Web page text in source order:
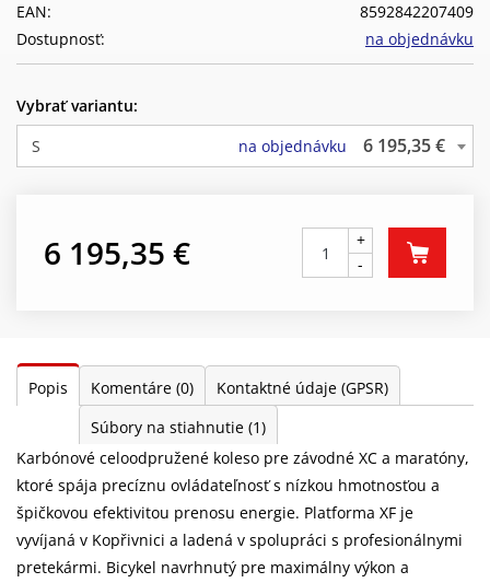
8592842207409
EAN:
na objednávku
Dostupnosť:
Vybrať variantu:
S
na objednávku 6 195,35 €
6 195,35 €
+
-
Popis Komentáre (0)
Kontaktné údaje (GPSR)
Súbory na stiahnutie (1)
Karbónové celoodpružené koleso pre závodné XC a maratóny,
ktoré spája precíznu ovládateľnosť s nízkou hmotnosťou a
špičkovou efektivitou prenosu energie. Platforma XF je
vyvíjaná v Kopřivnici a ladená v spolupráci s profesionálnymi
pretekármi. Bicykel navrhnutý pre maximálny výkon a